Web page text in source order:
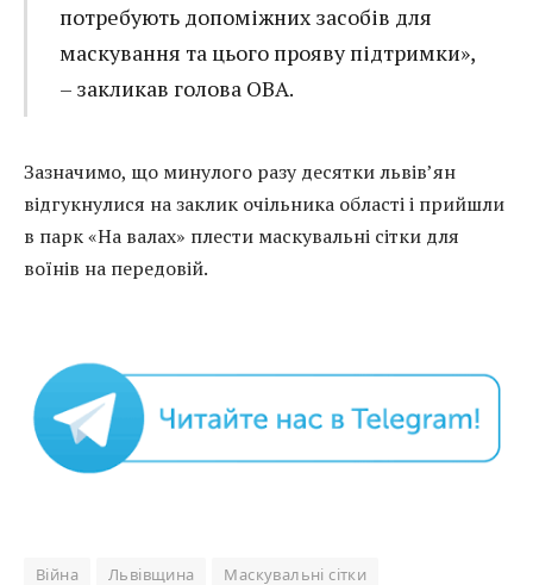
потребують допоміжних засобів для
маскування та цього прояву підтримки»,
– закликав голова ОВА.
Зазначимо, що минулого разу десятки львів’ян
відгукнулися на заклик очільника області і прийшли
в парк «На валах» плести маскувальні сітки для
воїнів на передовій.
Війна Львівщина Маскувальні сітки